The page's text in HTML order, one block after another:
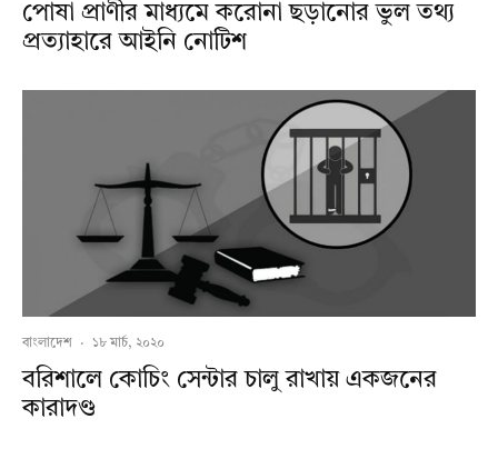
পোষা প্রাণীর মাধ্যমে করোনা ছড়ানোর ভুল তথ্য
প্রত্যাহারে আইনি নোটিশ
বাংলাদেশ · ১৮ মার্চ, ২০২০
বরিশালে কোচিং সেন্টার চালু রাখায় একজনের
কারাদণ্ড